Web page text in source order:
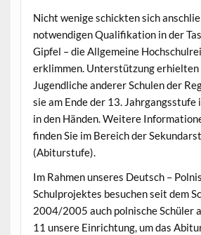
Nicht wenige schickten sich
notwendigen Qualifikation in der
Gipfel – die Allgemeine
erklimmen. Unterstützung erhielten
Jugendliche anderer Schulen der
sie am Ende der 13. Jahrgangsstufe
in den Händen. Weitere
finden Sie im Bereich der
(Abiturstufe).
Im Rahmen unseres Deutsch –
Schulprojektes besuchen seit dem
2004/2005 auch polnische Schüler
11 unsere Einrichtung, um das